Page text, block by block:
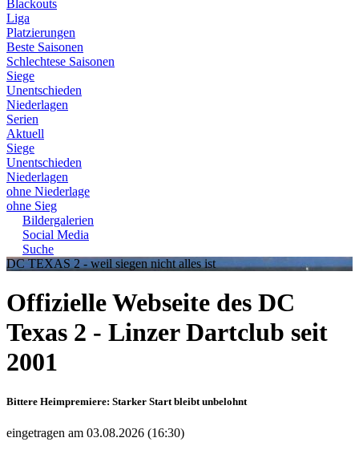
Blackouts
Liga
Platzierungen
Beste Saisonen
Schlechtese Saisonen
Siege
Unentschieden
Niederlagen
Serien
Aktuell
Siege
Unentschieden
Niederlagen
ohne Niederlage
ohne Sieg
Bildergalerien
Social Media
Suche
DC TEXAS 2 - weil siegen nicht alles ist
Offizielle Webseite des DC
Texas 2 - Linzer Dartclub seit
2001
Bittere Heimpremiere: Starker Start bleibt unbelohnt
eingetragen am 03.08.2026 (16:30)